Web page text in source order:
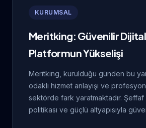
KURUMSAL
Meritking: Güvenilir Dijital
Platformun Yükselişi
Meritking, kurulduğu günden bu
odaklı hizmet anlayışı ve
sektörde fark yaratmaktadır. Şeffaf
politikası ve güçlü altyapısıyla